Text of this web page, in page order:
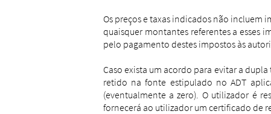
Os preços e taxas indicados não incluem
quaisquer montantes referentes a esses
pelo pagamento destes impostos às
Caso exista um acordo para evitar a
retido na fonte estipulado no ADT
(eventualmente a zero). O utilizador é
fornecerá ao utilizador um certificado de